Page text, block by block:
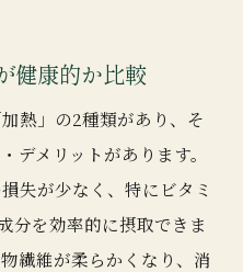
健康的か比較
熱」の2種類があり、そ
デメリットがあります。
失が少なく、特にビタミ
分を効率的に摂取できま
繊維が柔らかくなり、消